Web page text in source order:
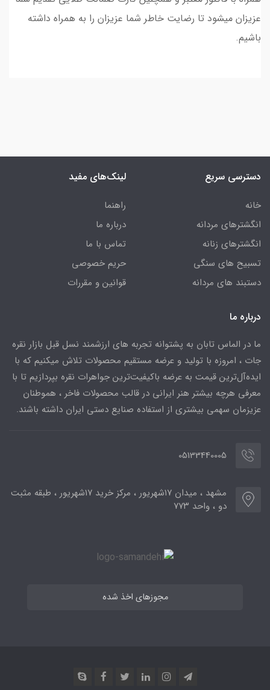
عزیزان میشود تا رضایت خاطر شما عزیزان را به همراه داشته
باشیم.
دسترسی سریع
خانه
انگشترهای مردانه
انگشترهای زنانه
تسبیح های سنگی
دستبند های مردانه
لینک‌های مفید
راهنما
درباره ما
تماس با ما
حریم خصوصی
قوانین و مقررات
درباره ما
ما در الماس تابان به پشتوانه تجربه های ارزشمند نسل قبل بازار نقره
جات ، امروزه با تولید و عرضه مستقیم محصولات تلاش میکنیم که با
ایده‌آل‌ترین قیمت به عرضه باکیفیت‌ترین جواهرات نقره بپردازیم تا با
معرفی هرچه بیشتر هنر ایرانی در قالب محصولات فاخر ، هموطنان
عزیزمان سهمی بیشتری از استفاده صنایع دستی ایران داشته باشند.
05133440005
مشهد ، میدان ۱۷شهریور ، مرکز خرید ۱۷شهریور ، طبقه مثبت
دو ، واحد ۷۷۳
مجوزهای اخذ شده